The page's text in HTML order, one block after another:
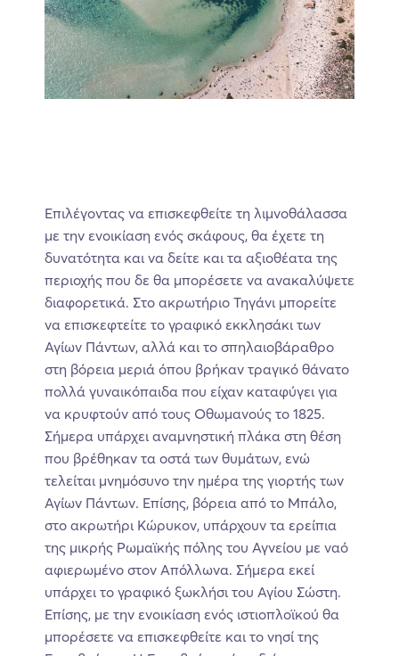
Επιλέγοντας να επισκεφθείτε τη λιμνοθάλασσα
με την ενοικίαση ενός σκάφους, θα έχετε τη
δυνατότητα και να δείτε και τα αξιοθέατα της
περιοχής που δε θα μπορέσετε να ανακαλύψετε
διαφορετικά. Στο ακρωτήριο Τηγάνι μπορείτε
να επισκεφτείτε το γραφικό εκκλησάκι των
Αγίων Πάντων, αλλά και το σπηλαιοβάραθρο
στη βόρεια μεριά όπου βρήκαν τραγικό θάνατο
πολλά γυναικόπαιδα που είχαν καταφύγει για
να κρυφτούν από τους Οθωμανούς το 1825.
Σήμερα υπάρχει αναμνηστική πλάκα στη θέση
που βρέθηκαν τα οστά των θυμάτων, ενώ
τελείται μνημόσυνο την ημέρα της γιορτής των
Αγίων Πάντων. Επίσης, βόρεια από το Μπάλο,
στο ακρωτήρι Κώρυκον, υπάρχουν τα ερείπια
της μικρής Ρωμαϊκής πόλης του Αγνείου με ναό
αφιερωμένο στον Απόλλωνα. Σήμερα εκεί
υπάρχει το γραφικό ξωκλήσι του Αγίου Σώστη.
Επίσης, με την ενοικίαση ενός ιστιοπλοϊκού θα
μπορέσετε να επισκεφθείτε και το νησί της